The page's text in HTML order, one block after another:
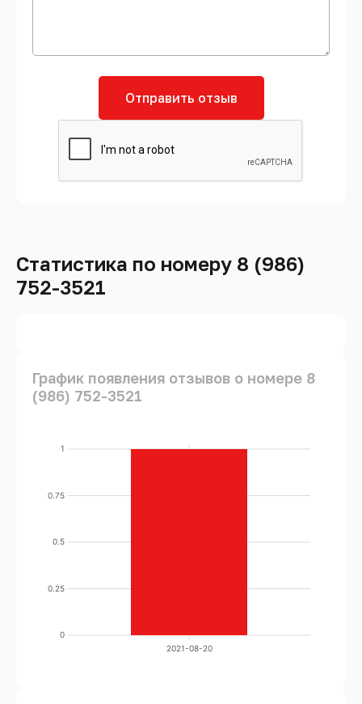
Отправить отзыв
Статистика по номеру 8 (986)
752-3521
График появления отзывов о номере 8
(986) 752-3521
0
0.25
0.5
0.75
1
2021-08-20